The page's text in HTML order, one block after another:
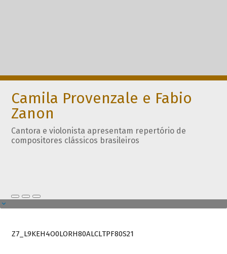
Camila Provenzale e Fabio
Zanon
Cantora e violonista apresentam repertório de
compositores clássicos brasileiros
Z7_L9KEH4O0LORH80ALCLTPF80S21